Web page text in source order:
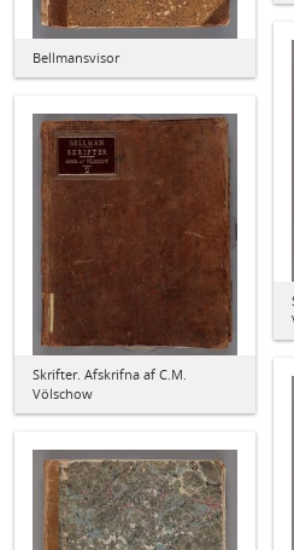
Bellmansvisor
Skrifter. Afskrifna af C.M.
Völschow